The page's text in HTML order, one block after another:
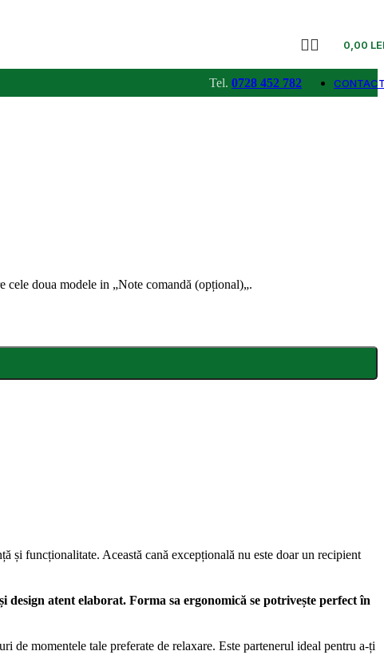
0,00
Tel. 0728 452 782
cele doua modele in „Note comandă (opțional)„.
și funcționalitate. Această cană excepțională nu este doar un recipient
design atent elaborat. Forma sa ergonomică se potrivește perfect în
de momentele tale preferate de relaxare. Este partenerul ideal pentru a-ți